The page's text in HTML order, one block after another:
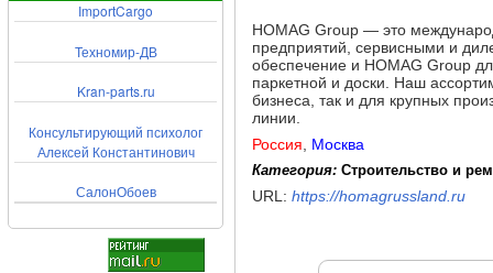
ImportCargo
Техномир-ДВ
Kran-parts.ru
Консультирующий психолог
Алексей Константинович
СалонОбоев
HOMAG Group — это
предприятий, сервисными и
обеспечение и HOMAG Group
паркетной и доски. Наш
бизнеса, так и для крупных
линии.
Россия
Москва
Категория: Строительство и
URL: https://homagrussland.ru